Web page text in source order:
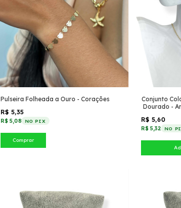
Pulseira Folheada a Ouro - Corações
R$ 5,35
R$ 5,08 NO PIX
Comprar
Conjunto
Dourado -
R$ 5,60
R$ 5,32 NO